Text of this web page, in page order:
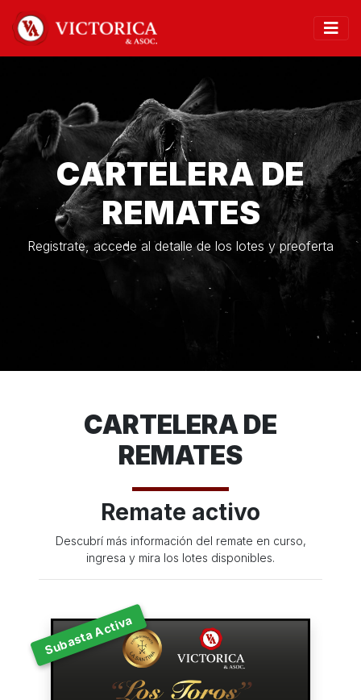
CARTELERA DE
REMATES
Registrate, accede al detalle de los lotes y preoferta
CARTELERA DE
REMATES
Remate activo
Descubrí más información del remate en curso,
ingresa y mira los lotes disponibles.
Subasta Activa